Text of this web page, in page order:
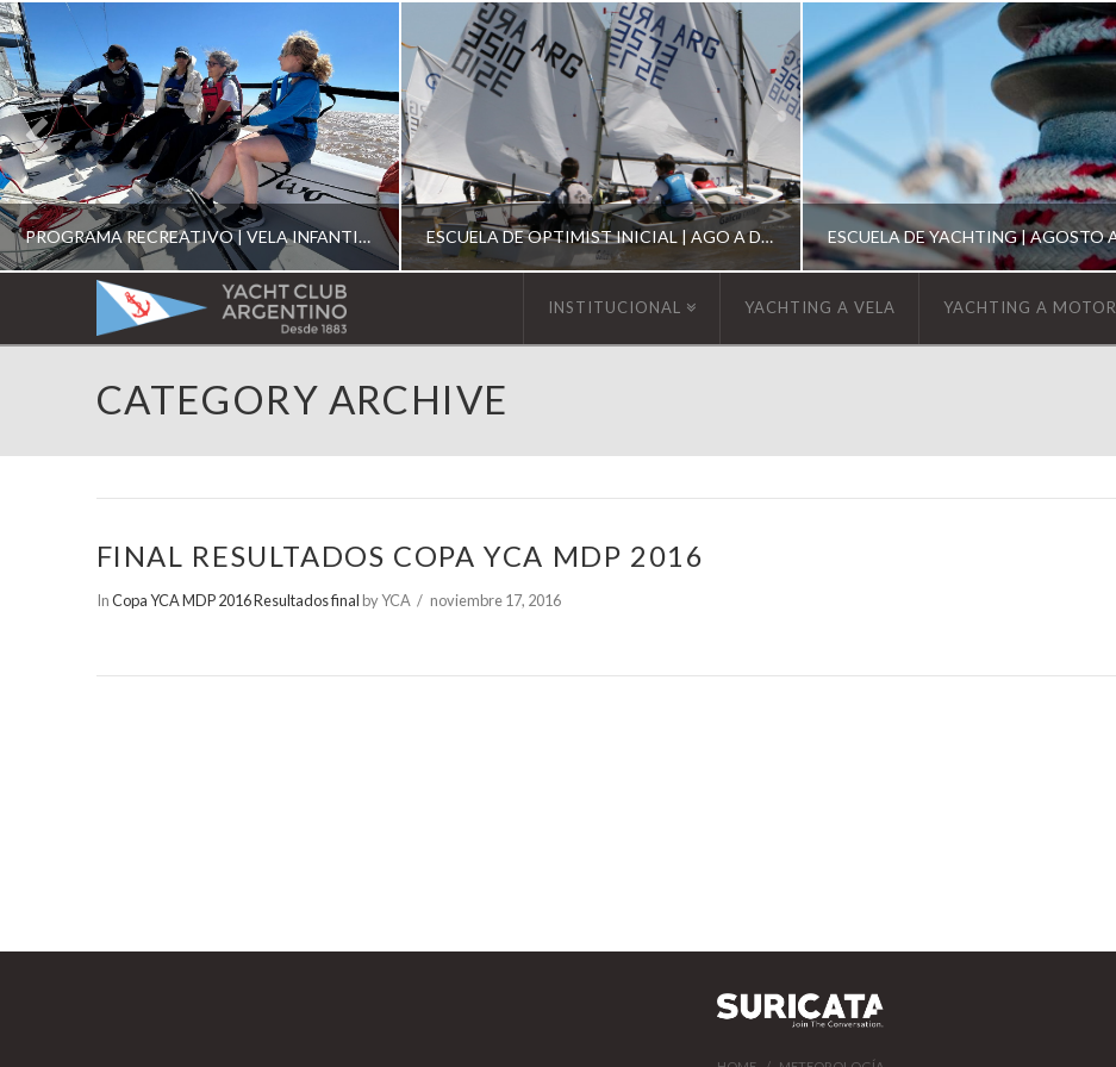
PROGRAMA RECREATIVO | VELA INFANTIL, JUVENIL Y DE CRUCERO 2026
ESCUELA RECREATIVA 2026
ESCUELA DE OPTIMIST INICIAL | AGO A DIC 2026
YACHT
CLUB
ARGENTINO
INSTITUCIONAL YACHTING A VELA YACHTING A MOTOR
CATEGORY ARCHIVE
FINAL RESULTADOS COPA YCA MDP 2016
InCopa YCA MDP 2016 Resultados final by YCA noviembre 17, 2016